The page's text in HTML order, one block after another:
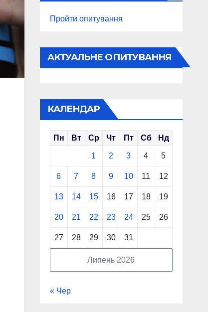
Пройти опитування
АКТУАЛЬНЕ ОПИТУВАННЯ
КАЛЕНДАР
Липень 2026
Пн Вт Ср Чт Пт Сб Нд
1 2 3 4 5
6 7 8 9 10 11 12
13 14 15 16 17 18 19
20 21 22 23 24 25 26
27 28 29 30 31
« Чер